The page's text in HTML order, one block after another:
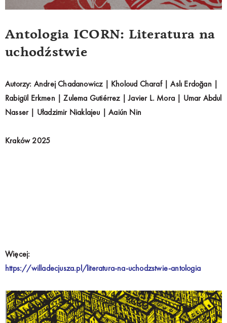
Antologia ICORN: Literatura na
uchodźstwie
Autorzy: Andrej Chadanowicz | Kholoud Charaf | Aslı Erdoğan |
Rabigül Erkmen | Zulema Gutiérrez | Javier L. Mora | Umar Abdul
Nasser | Uładzimir Niaklajeu | Aaiún Nin
Kraków 2025
Więcej:
https://willadecjusza.pl/literatura-na-uchodzstwie-antologia